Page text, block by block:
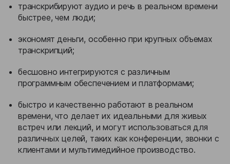
транскрибируют аудио и речь в реальном времени
быстрее, чем люди;
экономят деньги, особенно при крупных объемах
транскрипций;
бесшовно интегрируются с различным
программным обеспечением и платформами;
быстро и качественно работают в реальном
времени, что делает их идеальными для живых
встреч или лекций, и могут использоваться для
различных целей, таких как конференции, звонки с
клиентами и мультимедийное производство.